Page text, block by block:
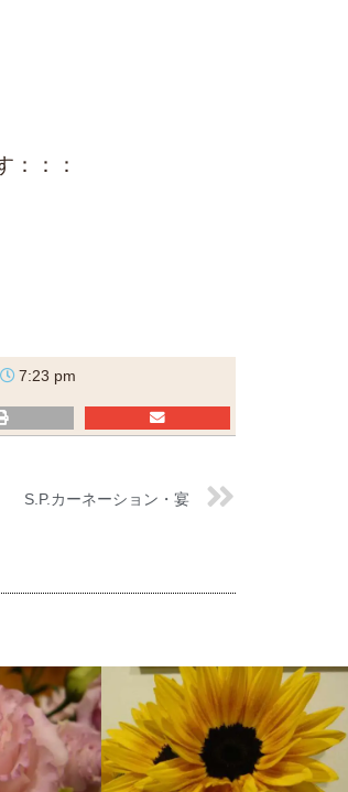
：：：
7:23 pm
S.P.カーネーション・宴